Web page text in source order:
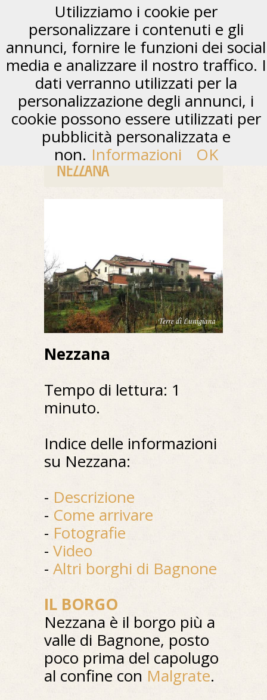
NEZZANA
Nezzana
Tempo di lettura: 1
minuto.
Indice delle informazioni
su Nezzana:
- Descrizione
- Come arrivare
- Fotografie
- Video
- Altri borghi di Bagnone
IL BORGO
Nezzana è il borgo più a
valle di Bagnone, posto
poco prima del capolugo
al confine con Malgrate.
Utilizziamo i cookie per
personalizzare i contenuti e gli
annunci, fornire le funzioni dei social
media e analizzare il nostro traffico. I
dati verranno utilizzati per la
personalizzazione degli annunci, i
cookie possono essere utilizzati per
pubblicità personalizzata e
non. Informazioni OK